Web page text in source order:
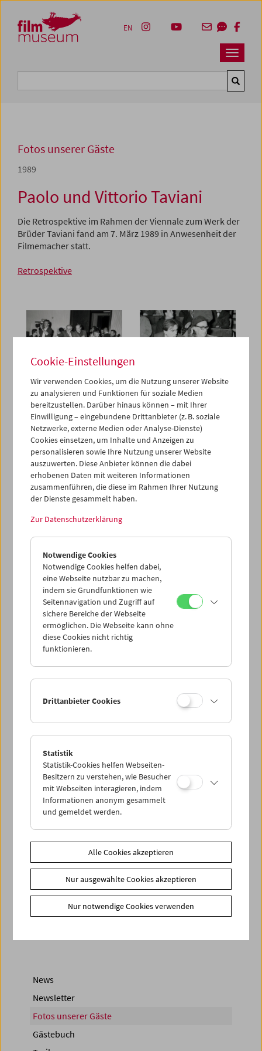
Zum Inhalt
Zum Hauptmenü
Zur Servicenavigation
Zum Suche
Navbar
EN
Fotos unserer Gäste
1989
Paolo und Vittorio Taviani
Die Retrospektive im Rahmen der Viennale zum Werk der
Brüder Taviani fand am 7. März 1989 in Anwesenheit der
Filmemacher statt.
Retrospektive
< zurück zur Übersicht
News
Newsletter
Fotos unserer Gäste
Gästebuch
Cookie-Einstellungen
Wir verwenden Cookies, um die Nutzung unserer Website
zu analysieren und Funktionen für soziale Medien
bereitzustellen. Darüber hinaus können – mit Ihrer
Einwilligung – eingebundene Drittanbieter (z. B. soziale
Netzwerke, externe Medien oder Analyse-Dienste)
Cookies einsetzen, um Inhalte und Anzeigen zu
personalisieren sowie Ihre Nutzung unserer Website
auszuwerten. Diese Anbieter können die dabei
erhobenen Daten mit weiteren Informationen
zusammenführen, die diese im Rahmen Ihrer Nutzung
der Dienste gesammelt haben.
Zur Datenschutzerklärung
Notwendige Cookies
Notwendige Cookies helfen dabei,
eine Webseite nutzbar zu machen,
indem sie Grundfunktionen wie
Seitennavigation und Zugriff auf
sichere Bereiche der Webseite
ermöglichen. Die Webseite kann ohne
diese Cookies nicht richtig
funktionieren.
Drittanbieter Cookies
Statistik
Statistik-Cookies helfen Webseiten-
Besitzern zu verstehen, wie Besucher
mit Webseiten interagieren, indem
Informationen anonym gesammelt
und gemeldet werden.
Alle Cookies akzeptieren
Nur ausgewählte Cookies akzeptieren
Nur notwendige Cookies verwenden